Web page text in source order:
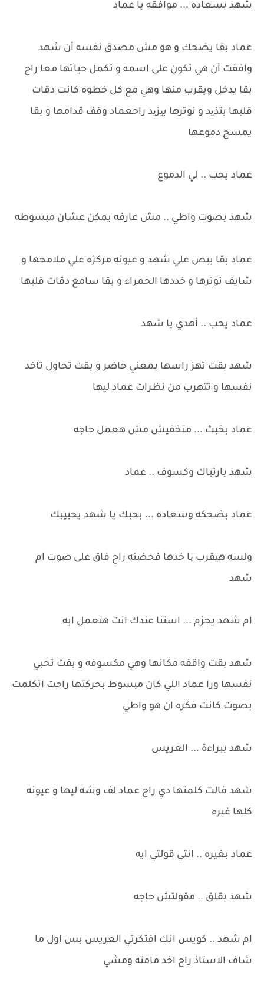
شهد بسعاده ... موافقه يا عماد
عماد بقا يضحك و هو مش مصدق نفسه أن شهد
وافقت أن هي تكون على اسمه و تكمل حياتها معا راح
بقا يدخل ويقرب منها وهي مع كل خطوه كانت دقات
قلبها بتذید و نوترها بیزید راحعماد وقف قدامها و بقا
يمسح دموعها
عماد يحب .. لي الدموع
شهد بصوت واطي .. مش عارفه يمكن عشان مبسوطه
عماد بقا ببص علي شهد و عيونه مركزه علي ملامحها و
شايف توترها و خددها الحمراء و بقا سامع دقات قلبها
عماد يحب .. أهدي يا شهد
شهد بقت تهز راسها بمعني حاضر و بقت تحاول تاخد
نفسها و تتهرب من نظرات عماد ليها
عماد بخبث ... متخفيش مش هعمل حاجه
شهد بارتباك وكسوف .. عماد
عماد بضحكه وسعاده ... بحبك يا شهد يحبيبك
ولسه هيقرب یا خدها فحضنه راح فاق على صوت ام
شهد
ام شهد يحزم ... استنا عندك انت هتعمل ايه
شهد بقت واقفه مكانها وهي مكسوفه و بقت تحبي
نفسها ورا عماد اللي كان مبسوط بحركتها راحت اتكلمت
بصوت كانت فكره ان هو واطي
شهد ببراءة ... العريس
شهد قالت كلمتها دي راح عماد لف وشه ليها و عيونه
كلها غيره
عماد بغيره .. انتي قولتي ايه
شهد بقلق .. مقولتش حاجه
ام شهد .. كويس انك افتكرتي العريس بس اول ما
شاف الاستاذ راح اخد مامته ومشي